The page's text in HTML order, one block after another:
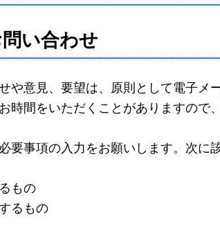
い合わせ
や意見、要望は、原則として電子メ
時間をいただくことがありますので
要事項の入力をお願いします。次に
もの
るもの